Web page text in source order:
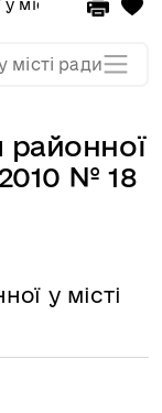
місті ради
районної
№ 18
у місті
місті ради